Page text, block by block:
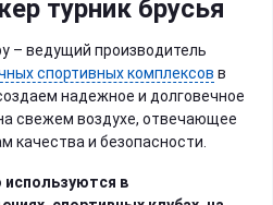
турник брусья
– ведущий производитель
спортивных комплексов в
надежное и долговечное
свежем воздухе, отвечающее
и безопасности.
в